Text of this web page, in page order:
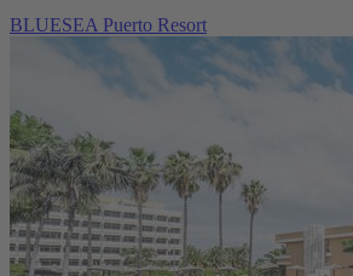
BLUESEA Puerto Resort